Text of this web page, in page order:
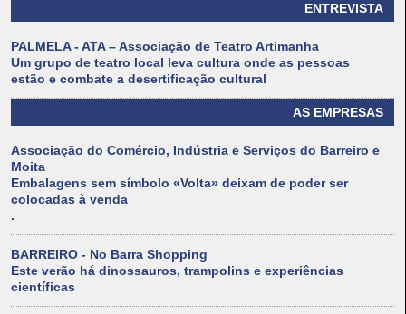
ENTREVISTA
PALMELA - ATA – Associação de Teatro Artimanha
Um grupo de teatro local leva cultura onde as pessoas
estão e combate a desertificação cultural
AS EMPRESAS
Associação do Comércio, Indústria e Serviços do Barreiro e
Moita
Embalagens sem símbolo «Volta» deixam de poder ser
colocadas à venda
.
BARREIRO - No Barra Shopping
Este verão há dinossauros, trampolins e experiências
científicas